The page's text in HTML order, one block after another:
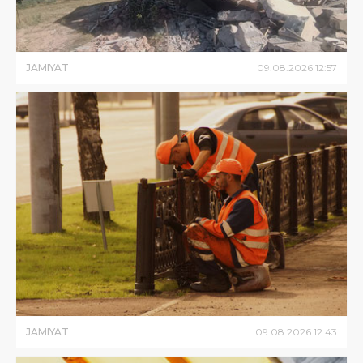
JAMIYAT 09.08.2026 12:57
JAMIYAT 09 08 2026 12:43